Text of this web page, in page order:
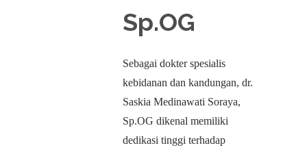
Sp.OG
Sebagai dokter spesialis
kebidanan dan kandungan, dr.
Saskia Medinawati Soraya,
Sp.OG dikenal memiliki
dedikasi tinggi terhadap